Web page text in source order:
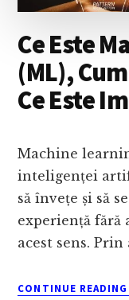
Ce Este
(ML),
Ce Este
Machine
inteligenței
să învețe și să
experiență fără
acest sens.
CONTINUE READING